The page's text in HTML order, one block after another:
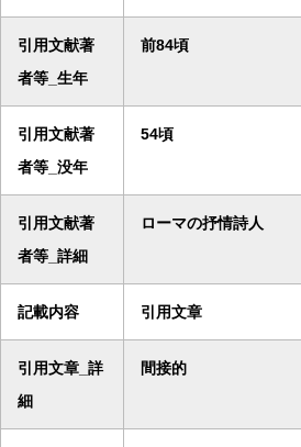
引用文献著
者等_生年
前84頃
引用文献著
者等_没年
54頃
引用文献著
者等_詳細
ローマの抒情詩人
記載内容 引用文章
引用文章_詳
細
間接的